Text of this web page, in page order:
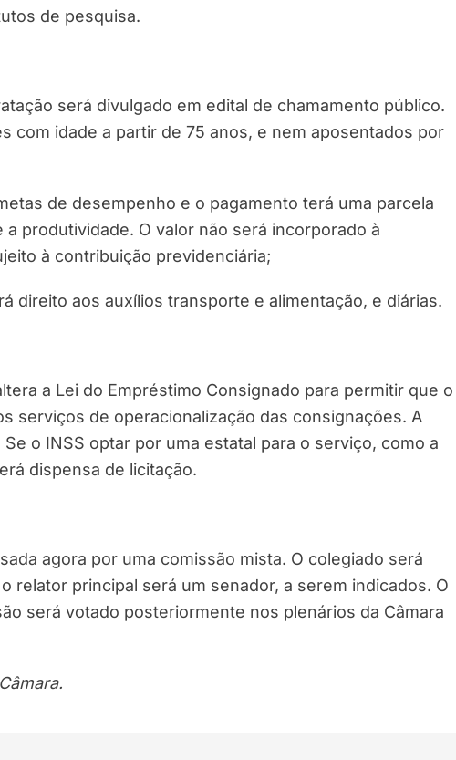
de pesquisa.
será divulgado em edital de chamamento público.
com idade a partir de 75 anos, e nem aposentados por
de desempenho e o pagamento terá uma parcela
produtividade. O valor não será incorporado à
à contribuição previdenciária;
direito aos auxílios transporte e alimentação, e diárias.
a Lei do Empréstimo Consignado para permitir que o
serviços de operacionalização das consignações. A
o INSS optar por uma estatal para o serviço, como a
dispensa de licitação.
agora por uma comissão mista. O colegiado será
relator principal será um senador, a serem indicados. O
será votado posteriormente nos plenários da Câmara